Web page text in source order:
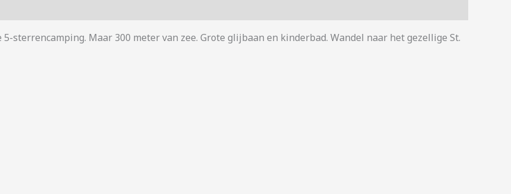
sterrencamping. Maar 300 meter van zee. Grote glijbaan en kinderbad. Wandel naar het gezellige St.